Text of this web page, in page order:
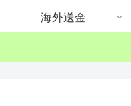
海外送金